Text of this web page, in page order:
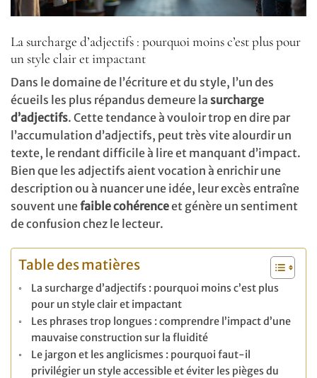
La surcharge d’adjectifs : pourquoi moins c’est plus pour
un style clair et impactant
Dans le domaine de l’écriture et du style, l’un des
écueils les plus répandus demeure la surcharge
d’adjectifs. Cette tendance à vouloir trop en dire par
l’accumulation d’adjectifs, peut très vite alourdir un
texte, le rendant difficile à lire et manquant d’impact.
Bien que les adjectifs aient vocation à enrichir une
description ou à nuancer une idée, leur excès entraîne
souvent unefaible cohérenceet génère un sentiment
de confusion chez le lecteur.
Table des matières
La surcharge d’adjectifs : pourquoi moins c’est plus
pour un style clair et impactant
Les phrases trop longues : comprendre l’impact d’une
mauvaise construction sur la fluidité
Le jargon et les anglicismes : pourquoi faut-il
privilégier un style accessible et éviter les pièges du